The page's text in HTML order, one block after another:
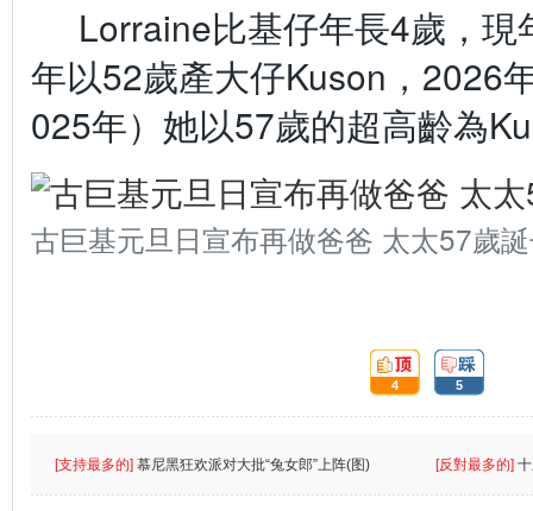
Lorraine比基仔年長4歲，
年以52歲產大仔Kuson，2026
025年）她以57歲的超高齡為
古巨基元旦日宣布再做爸爸 太太57歲
頂:
4
踩:
5
[支持最多的] 慕尼黑狂欢派对大批“兔女郎”上阵(图) [反對最多的]